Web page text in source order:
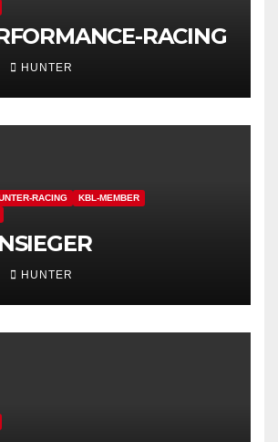
RACING
HUNTER
RACING
KBL-MEMBER
HUNTER